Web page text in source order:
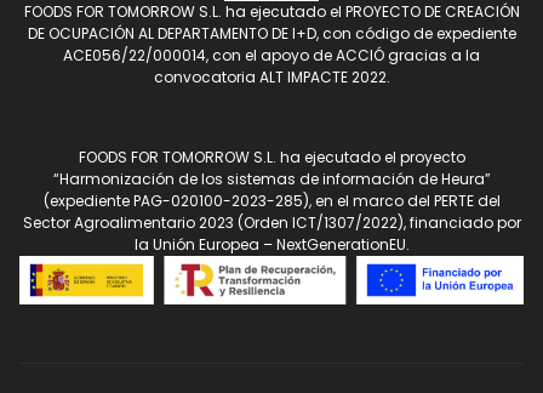
FOODS FOR TOMORROW S.L. ha ejecutado el PROYECTO DE CREACIÓN
DE OCUPACIÓN AL DEPARTAMENTO DE I+D, con código de expediente
ACE056/22/000014, con el apoyo de ACCIÓ gracias a la
convocatoria ALT IMPACTE 2022.
FOODS FOR TOMORROW S.L. ha ejecutado el proyecto
“Harmonización de los sistemas de información de Heura”
(expediente PAG-020100-2023-285), en el marco del PERTE del
Sector Agroalimentario 2023 (Orden ICT/1307/2022), financiado por
la Unión Europea – NextGenerationEU.